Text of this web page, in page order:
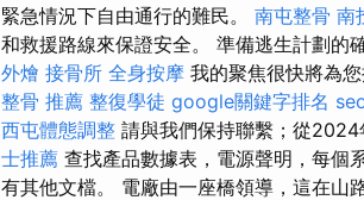
緊急情況下自由通行的難民。 南屯整骨 南
和救援路線來保證安全。 準備逃生計劃的
外燴 接骨所 全身按摩 我的聚焦很快將為
整骨 推薦 整復學徒 google關鍵字排名
西屯體態調整 請與我們保持聯繫；從2024
士推薦 查找產品數據表，電源聲明，每個
有其他文檔。 電廠由一座橋領導，這在山